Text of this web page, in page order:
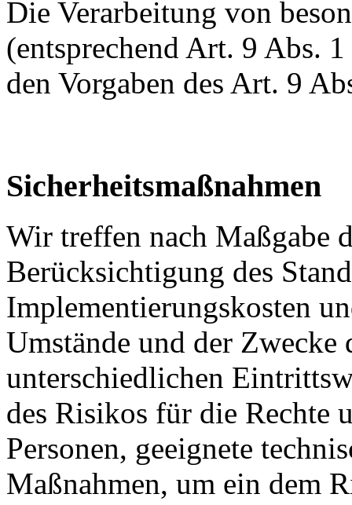
Die Verarbeitung von
(entsprechend Art. 9 Abs.
den Vorgaben des Art. 9
Sicherheitsmaßnahmen
Wir treffen nach Maßgabe
Berücksichtigung des
Implementierungskosten
Umstände und der Zwecke
unterschiedlichen
des Risikos für die Rechte
Personen, geeignete
Maßnahmen, um ein dem